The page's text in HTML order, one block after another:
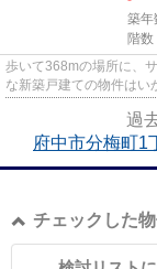
築年
階数
歩いて368mの場所に、
な新築戸建ての物件はい
過
府中市分梅町1
チェックした